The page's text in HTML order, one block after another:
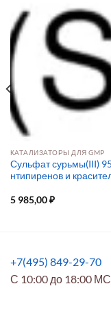
КАТАЛИЗАТОРЫ ДЛЯ GMP
Сульфат сурьмы(III)
нтипиренов и
5 985,00₽
+7(495) 849-29-70
С 10:00 до 18:00